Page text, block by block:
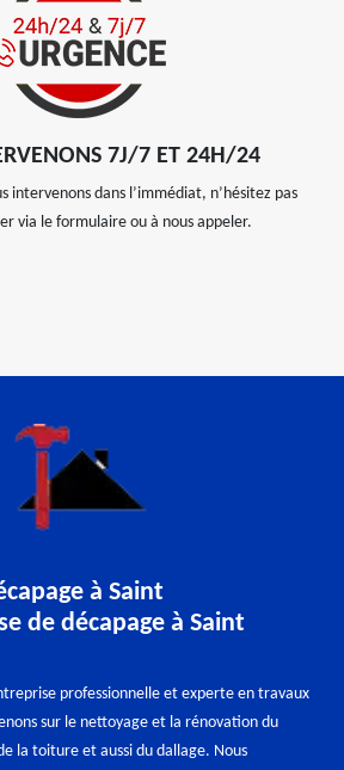
7J/7 ET 24H/24
intervenons dans l’immédiat, n’hésitez pas
via le formulaire ou à nous appeler.
à Saint
de décapage à Saint
professionnelle et experte en travaux
sur le nettoyage et la rénovation du
la toiture et aussi du dallage. Nous